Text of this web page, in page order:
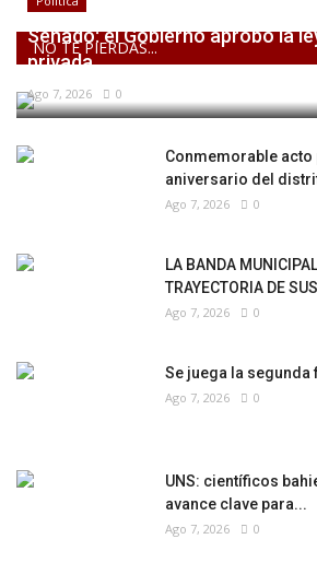
NO TE PIERDAS...
Senado: el Gobierno aprobó la
privada,...
Ago 7, 2026 0
Conmemorable acto
aniversario del
Ago 7, 2026 0
LA BANDA
TRAYECTORIA DE
Ago 7, 2026 0
Se juega la segunda
Ago 7, 2026 0
UNS: científicos
avance clave para...
Ago 7, 2026 0